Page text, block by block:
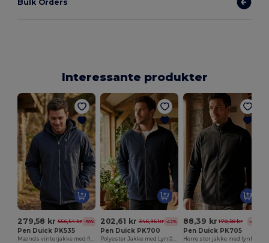
Bulk Orders
Interessante produkter
279,58 kr 556,54 kr -50%
Pen Duick PK535
Mænds vinterjakke med flere lommer
202,61 kr 346,36 kr -42%
Pen Duick PK700
Polyester Jakke med Lynlåslommer og Ventilation
88,39 kr 170,38 kr -48%
Pen Duick PK705
Herre stor jakke med lynlås